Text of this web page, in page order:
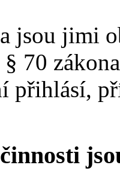
jsou jimi
70
přihlásí,